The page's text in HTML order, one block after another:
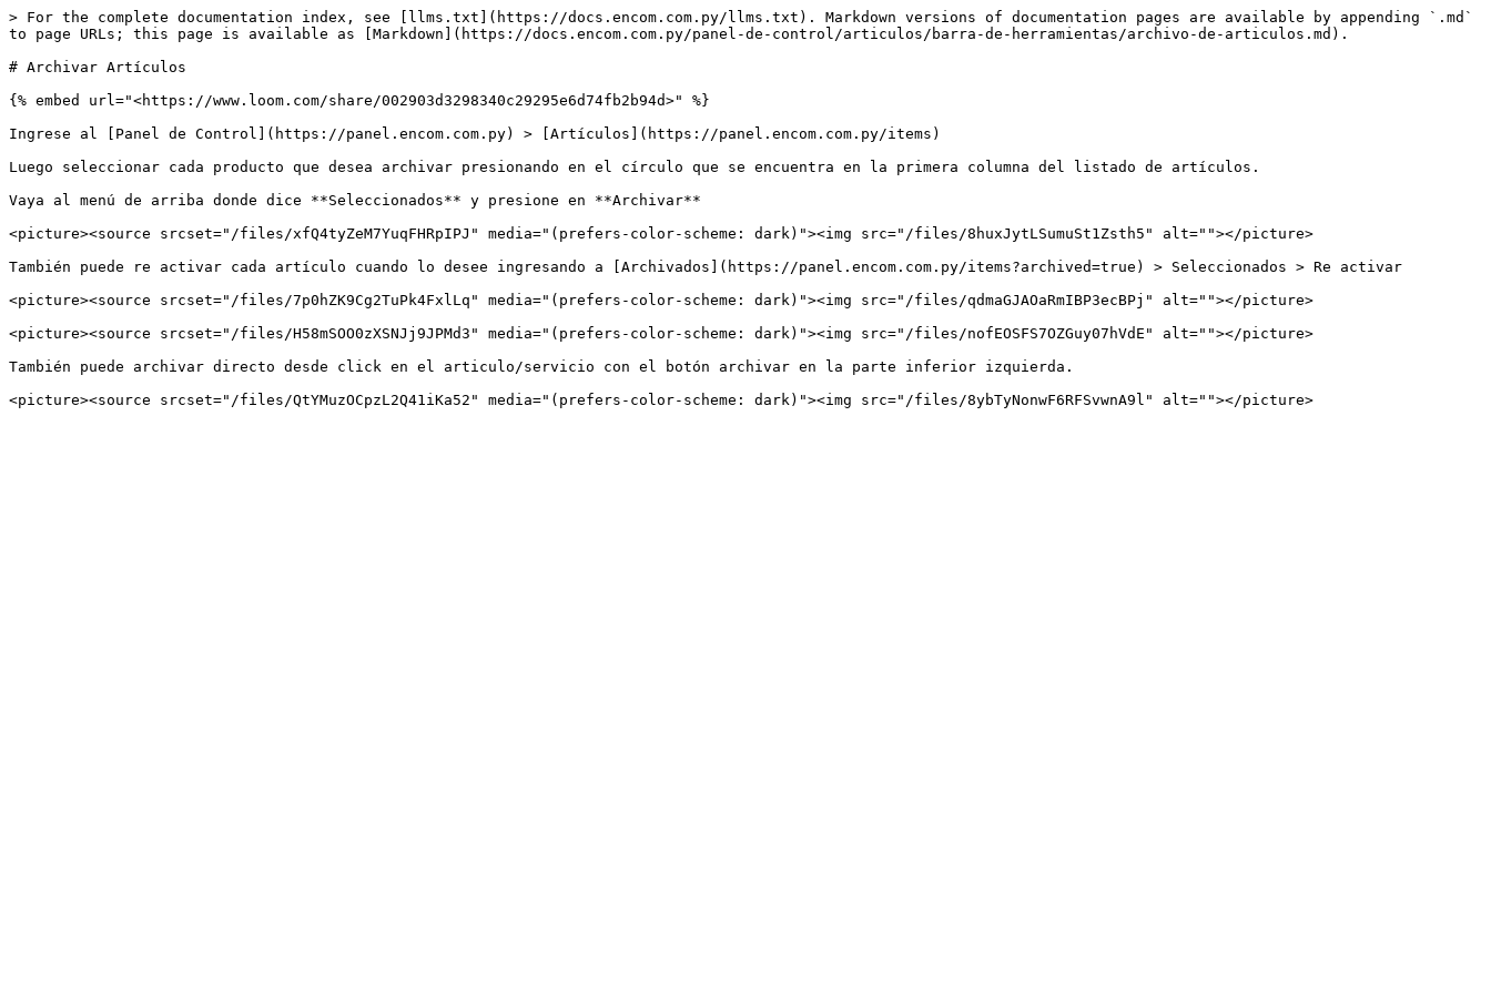
> For the complete documentation index, see [llms.txt](https://docs.encom.com.py/llms.txt). Markdown versions of documentation pages are available by appending `.md`
to page URLs; this page is available as [Markdown](https://docs.encom.com.py/panel-de-control/articulos/barra-de-herramientas/archivo-de-articulos.md).
# Archivar Artículos
{% embed url="<https://www.loom.com/share/002903d3298340c29295e6d74fb2b94d>" %}
Ingrese al [Panel de Control](https://panel.encom.com.py) > [Artículos](https://panel.encom.com.py/items)
Luego seleccionar cada producto que desea archivar presionando en el círculo que se encuentra en la primera columna del listado de artículos.
Vaya al menú de arriba donde dice **Seleccionados** y presione en **Archivar**
<picture><source srcset="/files/xfQ4tyZeM7YuqFHRpIPJ" media="(prefers-color-scheme: dark)"><img src="/files/8huxJytLSumuSt1Zsth5" alt=""></picture>
También puede re activar cada artículo cuando lo desee ingresando a [Archivados](https://panel.encom.com.py/items?archived=true) > Seleccionados > Re activar
<picture><source srcset="/files/7p0hZK9Cg2TuPk4FxlLq" media="(prefers-color-scheme: dark)"><img src="/files/qdmaGJAOaRmIBP3ecBPj" alt=""></picture>
<picture><source srcset="/files/H58mSOO0zXSNJj9JPMd3" media="(prefers-color-scheme: dark)"><img src="/files/nofEOSFS7OZGuy07hVdE" alt=""></picture>
También puede archivar directo desde click en el articulo/servicio con el botón archivar en la parte inferior izquierda.